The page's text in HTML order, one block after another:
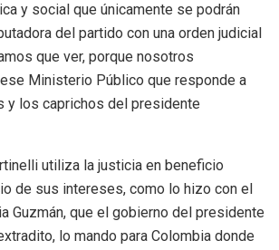
y social que únicamente se podrán
del partido con una orden judicial
que ver, porque nosotros
Ministerio Público que responde a
y los caprichos del presidente
utiliza la justicia en beneficio
de sus intereses, como lo hizo con el
Guzmán, que el gobierno del presidente
lo mando para Colombia donde